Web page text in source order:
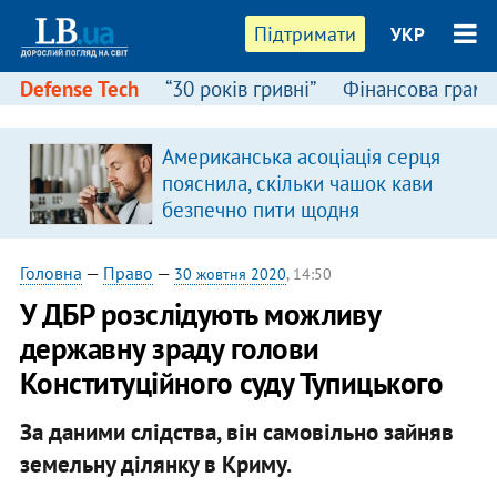
Підтримати УКР
Defense Tech “30 років гривні” Фінансова
Американська асоціація серця
пояснила, скільки чашок кави
безпечно пити щодня
Головна — Право — 30 жовтня 2020, 14:50
У ДБР розслідують можливу
державну зраду голови
Конституційного суду Тупицького
За даними слідства, він самовільно зайняв
земельну ділянку в Криму.